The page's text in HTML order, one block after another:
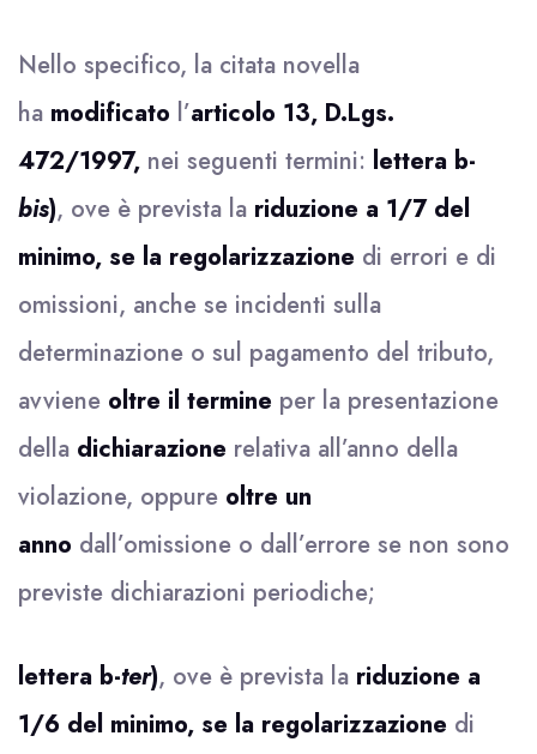
Nello specifico, la citata novella
ha modificato l’articolo 13, D.Lgs.
472/1997, nei seguenti termini: lettera b-
bis), ove è prevista la riduzione a 1/7 del
minimo, se la regolarizzazione di errori e di
omissioni, anche se incidenti sulla
determinazione o sul pagamento del tributo,
avviene oltre il termine per la presentazione
della dichiarazione relativa all’anno della
violazione, oppure oltre un
anno dall’omissione o dall’errore se non sono
previste dichiarazioni periodiche;
lettera b-ter), ove è prevista la riduzione a
1/6 del minimo, se la regolarizzazione di